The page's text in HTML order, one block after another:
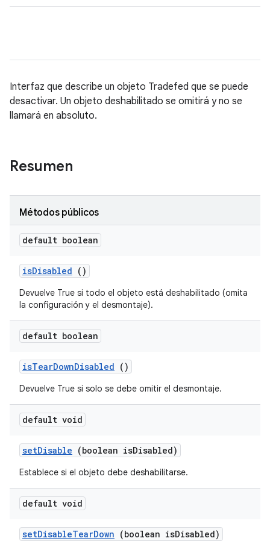
Interfaz que describe un objeto Tradefed que se puede
desactivar. Un objeto deshabilitado se omitirá y no se
llamará en absoluto.
Resumen
Métodos públicos
default boolean
isDisabled ()
Devuelve True si todo el objeto está deshabilitado (omita
la configuración y el desmontaje).
default boolean
isTearDownDisabled ()
Devuelve True si solo se debe omitir el desmontaje.
default void
setDisable (boolean isDisabled)
Establece si el objeto debe deshabilitarse.
default void
setDisableTearDown (boolean isDisabled)